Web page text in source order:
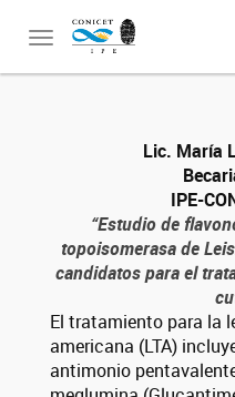
Toggle
Lic. María
IPE-
“Estudio de
topoisomerasa de
candidatos para el
El tratamiento para la
americana (LTA)
antimonio